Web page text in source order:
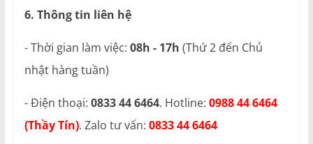
6. Thông tin liên hệ
- Thời gian làm việc: 08h - 17h (Thứ 2 đến Chủ
nhật hàng tuần)
- Điện thoại: 0833 44 6464. Hotline: 0988 44 6464
(Thầy Tín). Zalo tư vấn: 0833 44 6464